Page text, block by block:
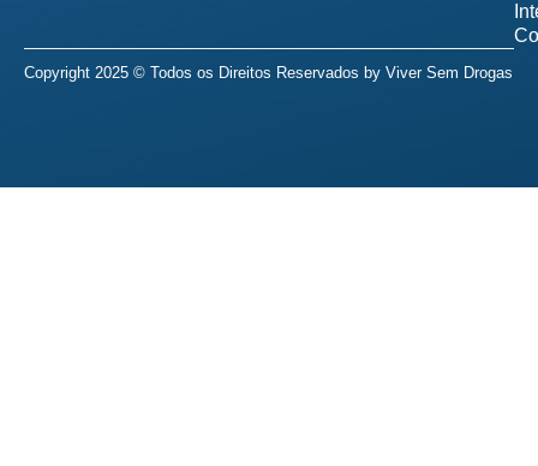
Copyright 2025 © Todos os Direitos Reservados by Viver Sem Drogas